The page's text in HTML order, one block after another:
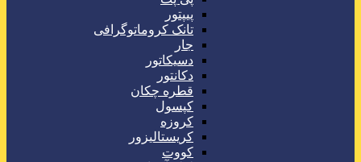
پیپتور
تانک کروماتوگرافی
جار
دسیکاتور
دکانتور
قطره چکان
کپسول
کروزه
کریستالیزور
کووت